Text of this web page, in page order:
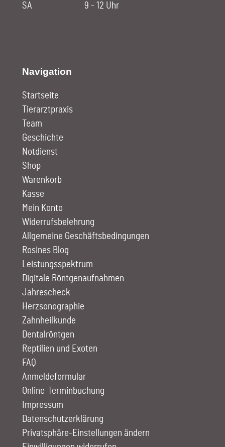
SA
9 - 12 Uhr
Navigation
Startseite
Tierarztpraxis
Team
Geschichte
Notdienst
Shop
Warenkorb
Kasse
Mein Konto
Widerrufsbelehrung
Allgemeine Geschäftsbedingungen
Rosines Blog
Leistungs­spektrum
Digitale Röntgen­aufnahmen
Jahrescheck
Herz­sono­graphie
Zahn­heilkunde
Dentalröntgen
Reptilien und Exoten
FAQ
Anmelde­formular
Online-Terminbuchung
Impressum
Datenschutzerklärung
Privatsphäre-Einstellungen ändern